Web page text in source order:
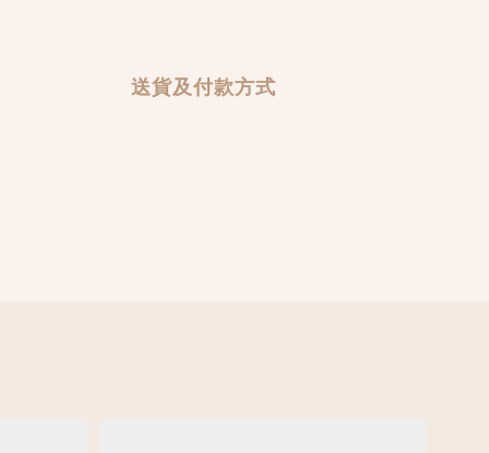
送貨及付款方式